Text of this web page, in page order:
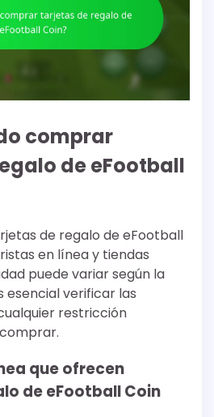
comprar
de eFootball
de regalo de eFootball
en línea y tiendas
puede variar según la
esencial verificar las
restricción
que ofrecen
de eFootball Coin